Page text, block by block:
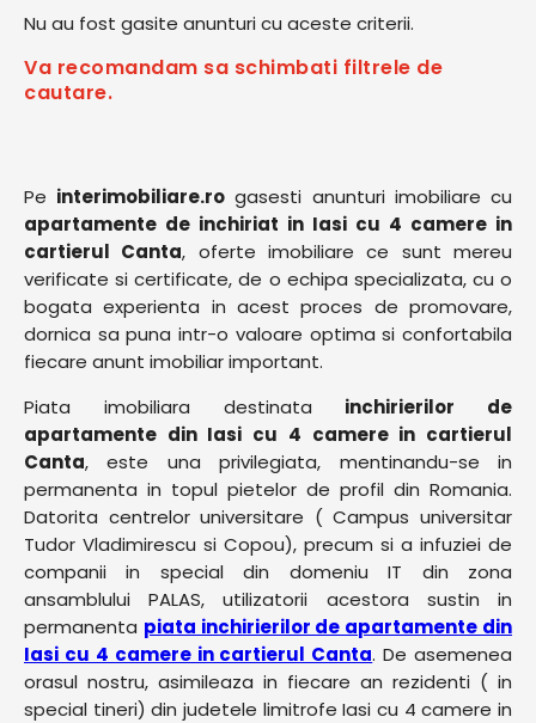
Nu au fost gasite anunturi cu aceste criterii.
Va recomandam sa schimbati filtrele de
cautare.
Pe interimobiliare.ro gasesti anunturi imobiliare cu
apartamente de inchiriat in Iasi cu 4 camere in
cartierul Canta, oferte imobiliare ce sunt mereu
verificate si certificate, de o echipa specializata, cu o
bogata experienta in acest proces de promovare,
dornica sa puna intr-o valoare optima si confortabila
fiecare anunt imobiliar important.
Piata imobiliara destinata inchirierilor de
apartamente din Iasi cu 4 camere in cartierul
Canta, este una privilegiata, mentinandu-se in
permanenta in topul pietelor de profil din Romania.
Datorita centrelor universitare ( Campus universitar
Tudor Vladimirescu si Copou), precum si a infuziei de
companii in special din domeniu IT din zona
ansamblului PALAS, utilizatorii acestora sustin in
permanenta piata inchirierilor de apartamente din
Iasi cu 4 camere in cartierul Canta. De asemenea
orasul nostru, asimileaza in fiecare an rezidenti ( in
special tineri) din judetele limitrofe Iasi cu 4 camere in